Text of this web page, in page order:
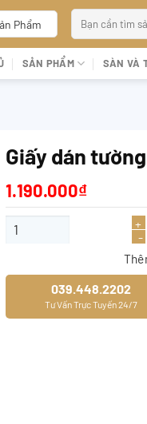
Phẩm
kiếm:
SẢN PHẨM SÀN VÀ
Giấy dán
1.190.000₫
Giấy dán tường
039.448.2202
Tư Vấn Trực Tuyến 24/7